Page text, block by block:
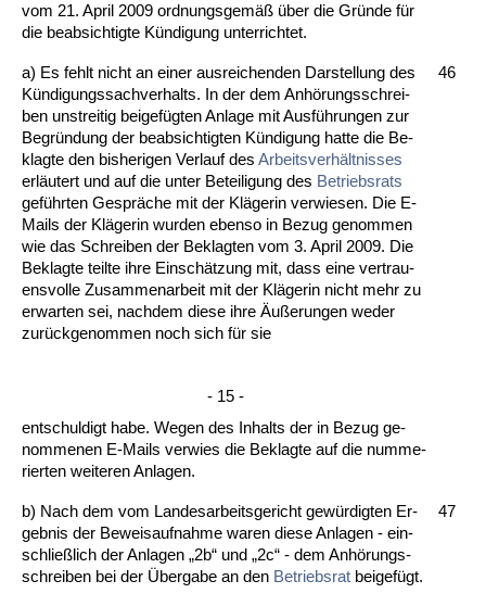
vom 21. April 2009 ord­nungs­gemäß über die Gründe für
die be­ab­sich­tig­te Kündi­gung un­ter­rich­tet.
a) Es fehlt nicht an ei­ner aus­rei­chen­den Dar­stel­lung des
Kündi­gungs­sach­ver­halts. In der dem Anhörungs­schrei­
ben un­strei­tig bei­gefügten An­la­ge mit Ausführun­gen zur
Be­gründung der be­ab­sich­tig­ten Kündi­gung hat­te die Be­
klag­te den bis­he­ri­gen Ver­lauf des Ar­beits­verhält­nis­ses
erläutert und auf die un­ter Be­tei­li­gung des Be­triebs­rats
geführ­ten Gespräche mit der Kläge­rin ver­wie­sen. Die E-
Mails der Kläge­rin wur­den eben­so in Be­zug ge­nom­men
wie das Schrei­ben der Be­klag­ten vom 3. April 2009. Die
Be­klag­te teil­te ih­re Einschätzung mit, dass ei­ne ver­trau­
ens­vol­le Zu­sam­men­ar­beit mit der Kläge­rin nicht mehr zu
er­war­ten sei, nach­dem die­se ih­re Äußerun­gen we­der
zurück­ge­nom­men noch sich für sie
- 15 -
ent­schul­digt ha­be. We­gen des In­halts der in Be­zug ge­
nom­me­nen E-Mails ver­wies die Be­klag­te auf die num­me­
rier­ten wei­te­ren An­la­gen.
46
b) Nach dem vom Lan­des­ar­beits­ge­richt gewürdig­ten Er­
geb­nis der Be­weis­auf­nah­me wa­ren die­se An­la­gen - ein­
sch­ließlich der An­la­gen „2b“ und „2c“ - dem Anhörungs­
schrei­ben bei der Überg­a­be an den Be­triebs­rat bei­gefügt.
47